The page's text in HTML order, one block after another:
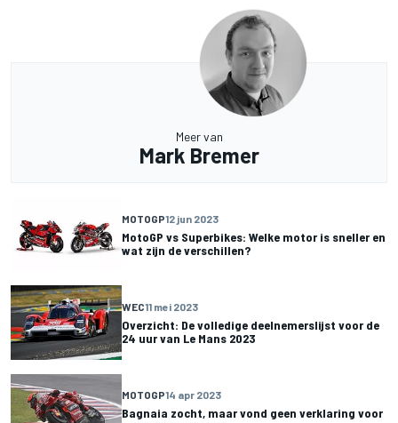
Meer van
Mark Bremer
MOTOGP12 jun 2023
MotoGP vs Superbikes: Welke motor is sneller en
wat zijn de verschillen?
WEC11 mei 2023
Overzicht: De volledige deelnemerslijst voor de
24 uur van Le Mans 2023
MOTOGP14 apr 2023
Bagnaia zocht, maar vond geen verklaring voor